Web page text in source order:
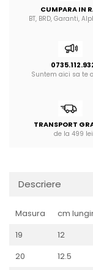
CUMPARA IN
BT, BRD, Garanti,
Suntem aici sa te
TRANSPORT
de la 499 lei
Descriere
Masura
cm
19
12
20
12.5